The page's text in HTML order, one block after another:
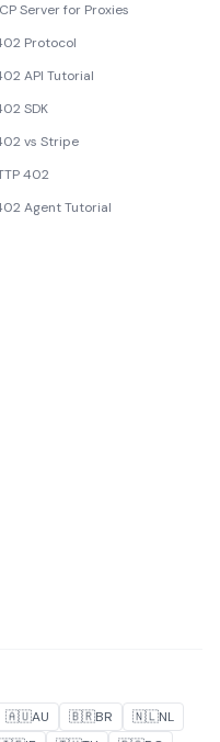
Server for Proxies
Protocol
API Tutorial
SDK
vs Stripe
402
Agent Tutorial
🇦🇺AU 🇧🇷BR 🇳🇱NL